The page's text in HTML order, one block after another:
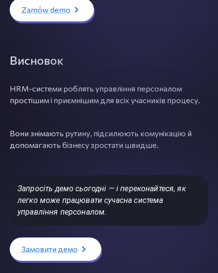
Zamów demo
Висновок
HRM-системи роблять управління персоналом
простішим і приємнішим для всіх учасників процесу.
Вони знімають рутину, підсилюють комунікацію й
допомагають бізнесу зростати швидше.
Запросіть демо сьогодні — і переконайтеся, як
легко може працювати сучасна система
управління персоналом.
Замовити демо